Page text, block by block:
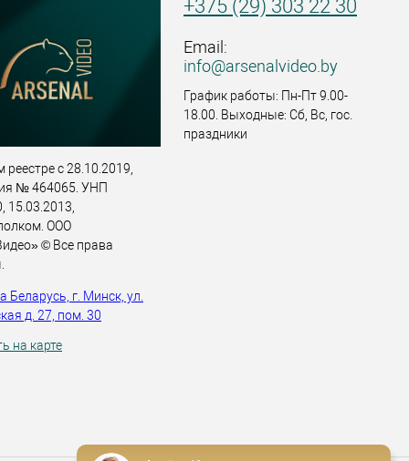
реестре с 28.10.2019,
№ 464065. УНП
15.03.2013,
ООО
© Все права
Беларусь, г. Минск, ул.
д. 27, пом. 30
на карте
+375 (29) 303 22 30
Email:
info@arsenalvideo.by
График работы: Пн-Пт 9.00-
18.00. Выходные: Сб, Вс, гос.
праздники